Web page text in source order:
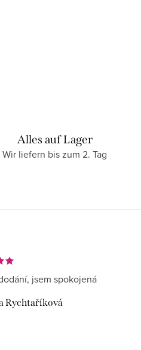
Alles auf Lager
Wir liefern bis zum 2. Tag
jsem spokojená
Rychtaříková